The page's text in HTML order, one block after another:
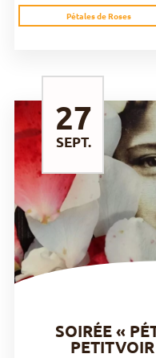
Pétales de Roses
SEPT.
SOIRÉE «
27